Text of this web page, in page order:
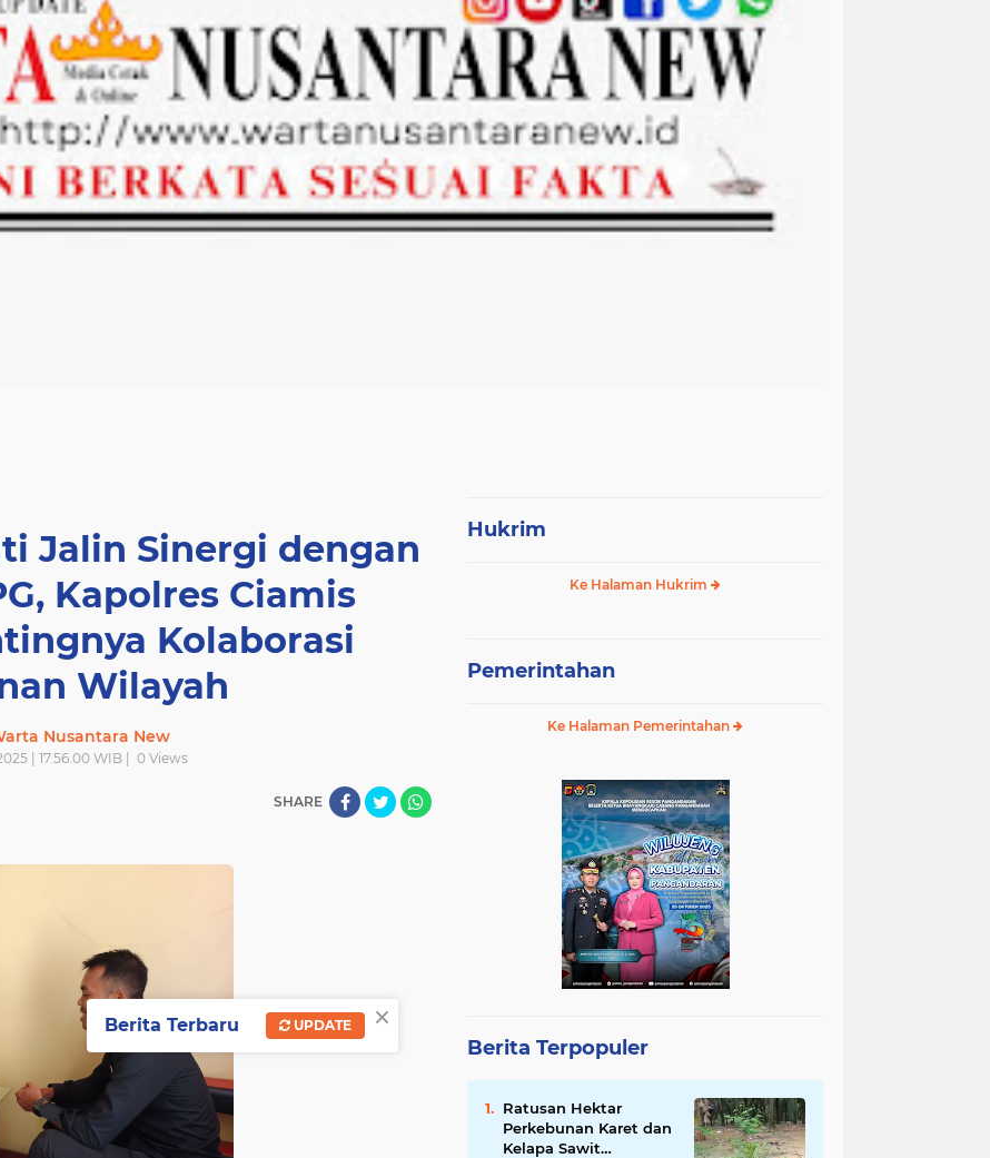
Jalin Sinergi dengan
Kapolres Ciamis
Kolaborasi
Wilayah
Nusantara New
| 17.56.00 WIB | 0 Views
SHARE
Hukrim
Ke Halaman Hukrim
Pemerintahan
Ke Halaman Pemerintahan
Berita Terpopuler
Ratusan Hektar
Perkebunan Karet dan
Kelapa Sawit
×
Berita Terbaru UPDATE